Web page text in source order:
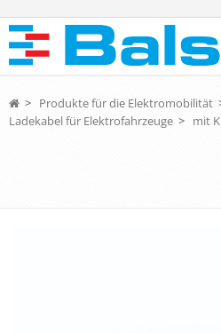
> Produkte für die Elektromobilität
Ladekabel für Elektrofahrzeuge > mit